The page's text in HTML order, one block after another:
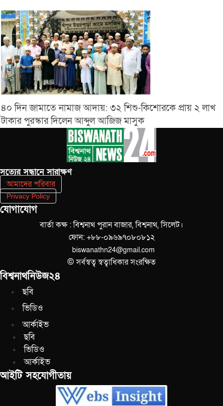
৪০ দিন জামাতে নামাজ আদায়: ৩২ শিশু-কিশোরকে প্রায় ২ লাখ
টাকার পুরস্কার দিলেন আব্দুল আজিজ মাসুক
সত‌্যের সন্ধানে সারাক্ষণ
আমাদের পরিবার
Privacy Policy
যোগাযোগ
বার্তা কক্ষ : বিশ্বনাথ পুরান বাজার, বিশ্বনাথ, সিলেট।
ফোন: +৮৮-০৯৬৯৭০৮০৮১২
biswanathn24@gmail.com
© সর্বস্বত্ব স্বত্বাধিকার সংরক্ষিত
বিশ্বনাথনিউজ২৪
ছবি
ভিডিও
আর্কাইভ
ছবি
ভিডিও
আর্কাইভ
আইটি সহযোগীতায়